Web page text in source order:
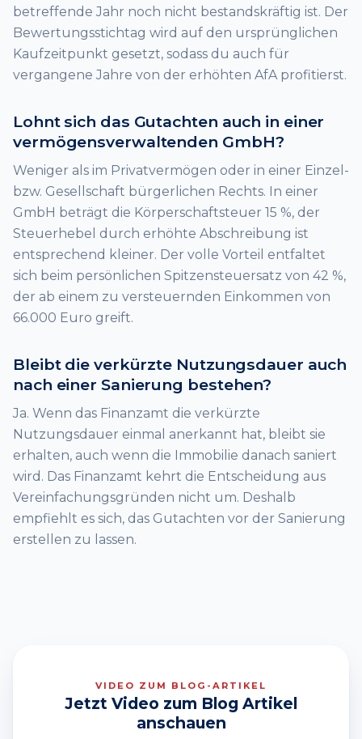
betreffende Jahr noch nicht bestandskräftig ist. Der
Bewertungsstichtag wird auf den ursprünglichen
Kaufzeitpunkt gesetzt, sodass du auch für
vergangene Jahre von der erhöhten AfA profitierst.
Lohnt sich das Gutachten auch in einer
vermögensverwaltenden GmbH?
Weniger als im Privatvermögen oder in einer Einzel-
bzw. Gesellschaft bürgerlichen Rechts. In einer
GmbH beträgt die Körperschaftsteuer 15 %, der
Steuerhebel durch erhöhte Abschreibung ist
entsprechend kleiner. Der volle Vorteil entfaltet
sich beim persönlichen Spitzensteuersatz von 42 %,
der ab einem zu versteuernden Einkommen von
66.000 Euro greift.
Bleibt die verkürzte Nutzungsdauer auch
nach einer Sanierung bestehen?
Ja. Wenn das Finanzamt die verkürzte
Nutzungsdauer einmal anerkannt hat, bleibt sie
erhalten, auch wenn die Immobilie danach saniert
wird. Das Finanzamt kehrt die Entscheidung aus
Vereinfachungsgründen nicht um. Deshalb
empfiehlt es sich, das Gutachten vor der Sanierung
erstellen zu lassen.
VIDEO ZUM BLOG-ARTIKEL
Jetzt Video zum Blog Artikel
anschauen